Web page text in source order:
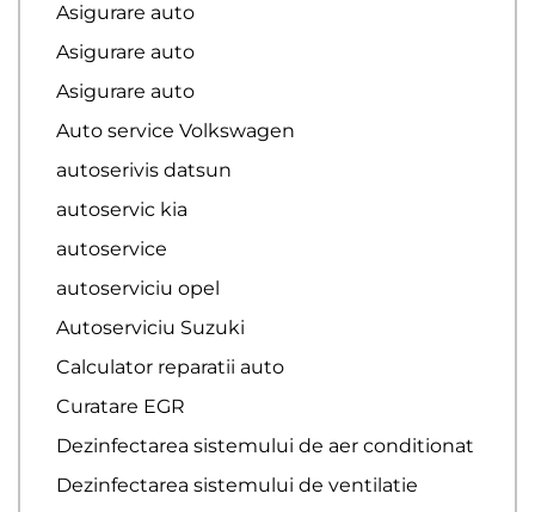
Asigurare auto
Asigurare auto
Asigurare auto
Auto service Volkswagen
autoserivis datsun
autoservic kia
autoservice
autoserviciu opel
Autoserviciu Suzuki
Calculator reparatii auto
Curatare EGR
Dezinfectarea sistemului de aer conditionat
Dezinfectarea sistemului de ventilatie